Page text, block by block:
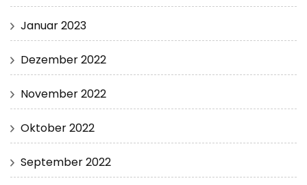
Januar 2023
Dezember 2022
November 2022
Oktober 2022
September 2022